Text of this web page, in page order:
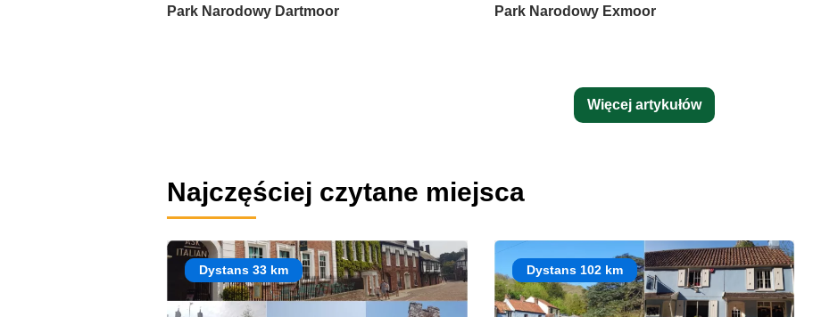
Park Narodowy Dartmoor Park Narodowy Exmoor
Więcej artykułów
Najczęściej czytane miejsca
Dystans 33 km Dystans 102 km